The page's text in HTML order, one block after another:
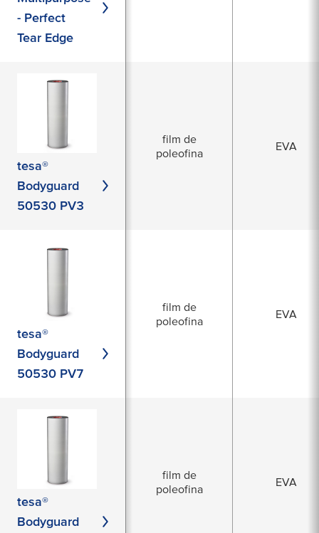
- Perfect
Tear Edge
tesa®
Bodyguard
50530 PV3
film de
poleofina
EVA
tesa®
Bodyguard
50530 PV7
film de
poleofina
EVA
tesa®
Bodyguard
film de
poleofina
EVA